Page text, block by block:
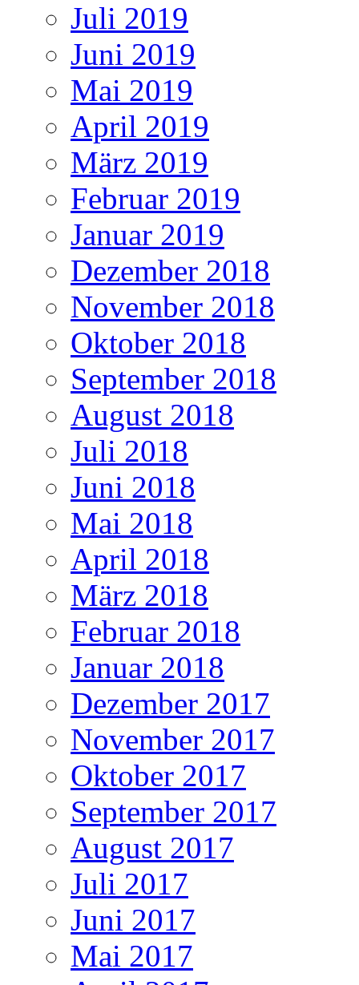
Juli 2019
Juni 2019
Mai 2019
April 2019
März 2019
Februar 2019
Januar 2019
Dezember 2018
November 2018
Oktober 2018
September 2018
August 2018
Juli 2018
Juni 2018
Mai 2018
April 2018
März 2018
Februar 2018
Januar 2018
Dezember 2017
November 2017
Oktober 2017
September 2017
August 2017
Juli 2017
Juni 2017
Mai 2017